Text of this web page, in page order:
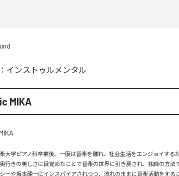
インストゥルメンタル
MIKA
大学ピアノ科卒業後、一度は音楽を離れ、社会生活をエンジョイする
行きの美しさに目覚めたことで音楽の世界に引き戻され、独自の方法
ーや坂本龍一にインスパイアされつつ、流れのままに音楽活動をする